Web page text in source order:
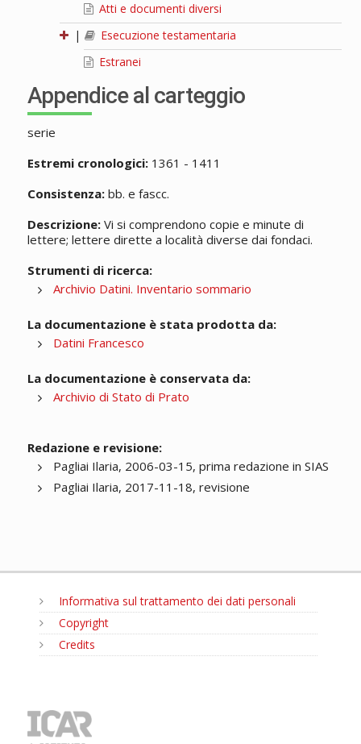
Atti e documenti diversi
|
Esecuzione testamentaria
Estranei
Appendice al carteggio
serie
Estremi cronologici:1361 - 1411
Consistenza:bb. e fascc.
Descrizione:Vi si comprendono copie e minute di
lettere; lettere dirette a località diverse dai fondaci.
Strumenti di ricerca:
Archivio Datini. Inventario sommario
La documentazione è stata prodotta da:
Datini Francesco
La documentazione è conservata da:
Archivio di Stato di Prato
Redazione e revisione:
Pagliai Ilaria, 2006-03-15, prima redazione in SIAS
Pagliai Ilaria, 2017-11-18, revisione
Informativa sul trattamento dei dati personali
Copyright
Credits